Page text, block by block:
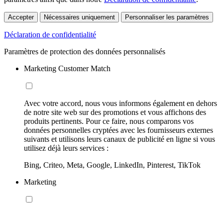
Accepter Nécessaires uniquement Personnaliser les paramètres
Déclaration de confidentialité
Paramètres de protection des données personnalisés
Marketing Customer Match
Avec votre accord, nous vous informons également en dehors
de notre site web sur des promotions et vous affichons des
produits pertinents. Pour ce faire, nous comparons vos
données personnelles cryptées avec les fournisseurs externes
suivants et utilisons leurs canaux de publicité en ligne si vous
utilisez déjà leurs services :
Bing, Criteo, Meta, Google, LinkedIn, Pinterest, TikTok
Marketing